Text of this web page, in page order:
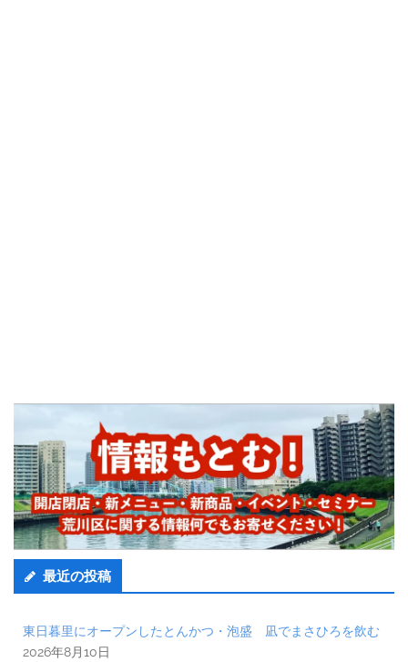
最近の投稿
東日暮里にオープンしたとんかつ・泡盛 凪でまさひろを飲む
2026年8月10日